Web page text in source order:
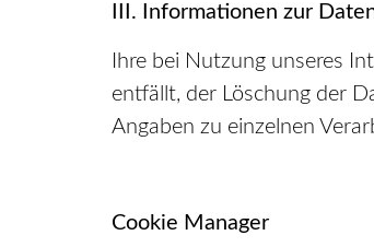
III. Informationen zur
Ihre bei Nutzung unseres
entfällt, der Löschung der
Angaben zu einzelnen
Cookie Manager